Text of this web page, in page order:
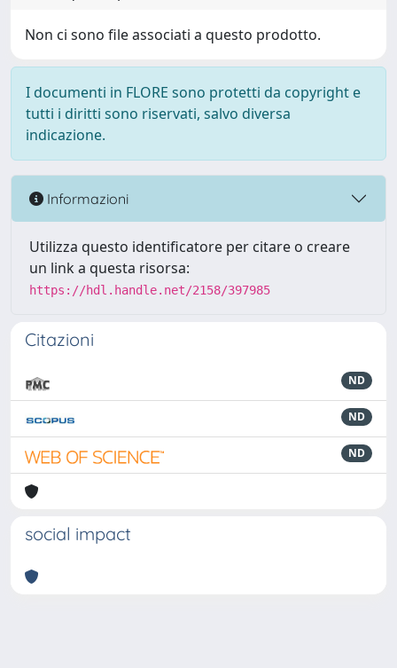
Non ci sono file associati a questo prodotto.
I documenti in FLORE sono protetti da copyright e
tutti i diritti sono riservati, salvo diversa
indicazione.
Informazioni
Utilizza questo identificatore per citare o creare
un link a questa risorsa:
https://hdl.handle.net/2158/397985
Citazioni
ND
ND
ND
social impact